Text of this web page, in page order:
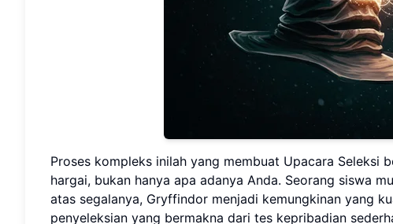
Proses kompleks inilah yang membuat Upacara Seleksi
hargai, bukan hanya apa adanya Anda. Seorang siswa
atas segalanya, Gryffindor menjadi kemungkinan yang
penyeleksian yang bermakna dari tes kepribadian